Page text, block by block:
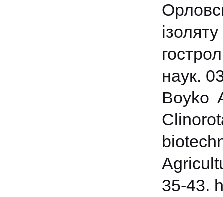
наук.
Boyko
35-43.